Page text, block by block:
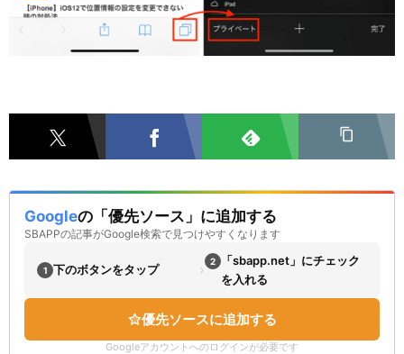
Googleの「優先ソース」に追加する
SBAPPの記事がGoogle検索で見つけやすくなります
1 下のボタンをタップ › 2
「sbapp.net」にチェック
を入れる
優先ソースに追加する
Googleアカウントへのログインが必要です